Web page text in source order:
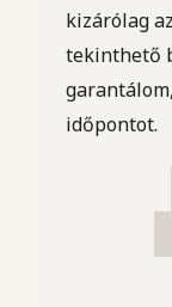
kizárólag
tekinthető
időpontot.